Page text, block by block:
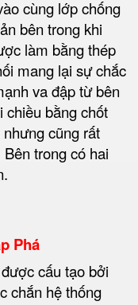
cùng lớp chống
bên trong khi
làm bằng thép
mang lại sự chắc
va đập từ bên
chiều bằng chốt
cũng rất
trong có hai
Phá
được cấu tạo bởi
chắn hệ thống